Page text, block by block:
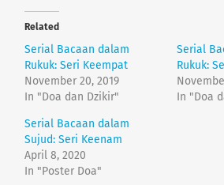
t
o
s
h
a
r
e
o
n
T
i
t
t
e
r
(
a
r
e
o
n
F
c
e
b
o
k
Related
Serial Bacaan dalam
Rukuk: Seri Keempat
November 20, 2019
In "Doa dan Dzikir"
Serial
Rukuk:
In "Doa
Serial Bacaan dalam
Sujud: Seri Keenam
April 8, 2020
In "Poster Doa"